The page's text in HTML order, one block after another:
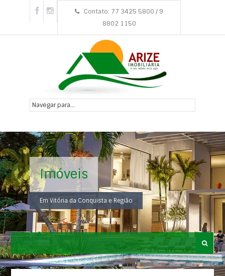
Contato: 77 3425 5800 / 9
8802 1150
Imóveis
Em Vitória da Conquista e Região